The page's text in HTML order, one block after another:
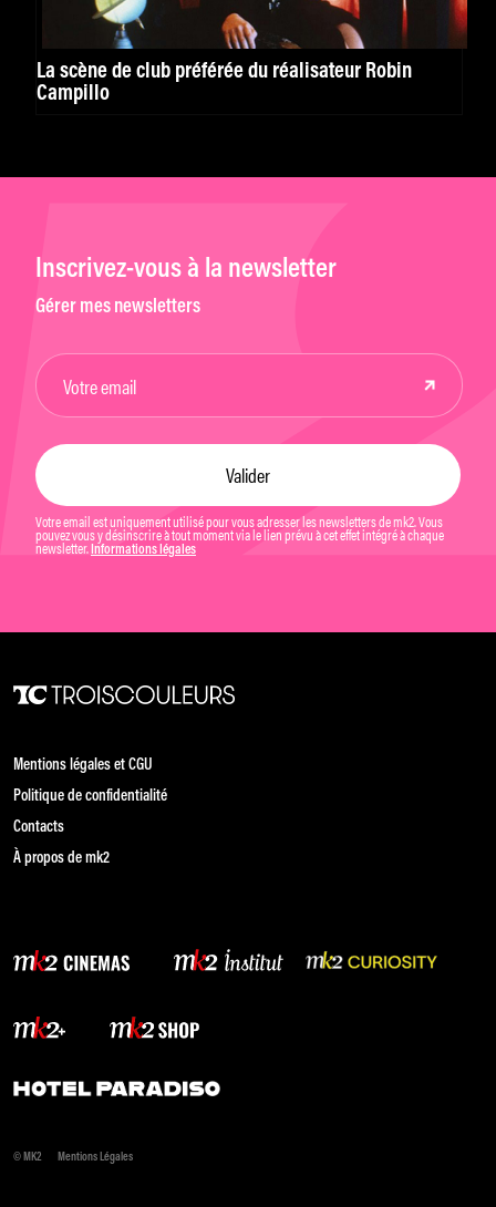
La scène de club préférée du réalisateur Robin
Campillo
Inscrivez-vous à la newsletter
Gérer mes newsletters
Votre email est uniquement utilisé pour vous adresser les newsletters de mk2. Vous
pouvez vous y désinscrire à tout moment via le lien prévu à cet effet intégré à chaque
newsletter. Informations légales
Mentions légales et CGU
Politique de confidentialité
Contacts
À propos de mk2
© MK2 Mentions Légales